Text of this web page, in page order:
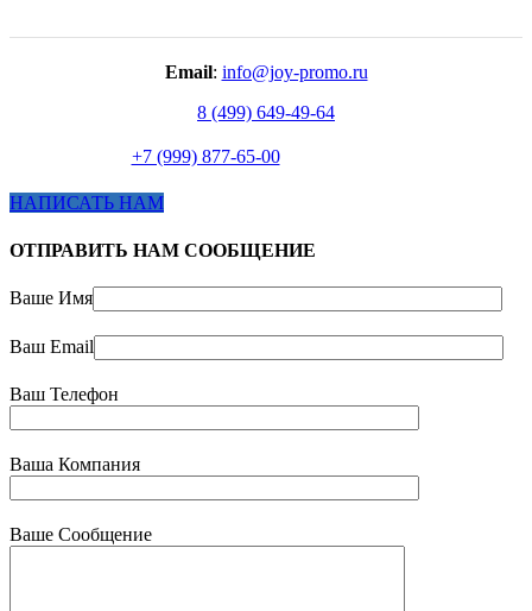
Email: info@joy-promo.ru
8 (499) 649-49-64
+7 (999) 877-65-00
НАПИСАТЬ НАМ
ОТПРАВИТЬ НАМ СООБЩЕНИЕ
Ваше Имя
Ваш Email
Ваш Телефон
Ваша Компания
Ваше Сообщение